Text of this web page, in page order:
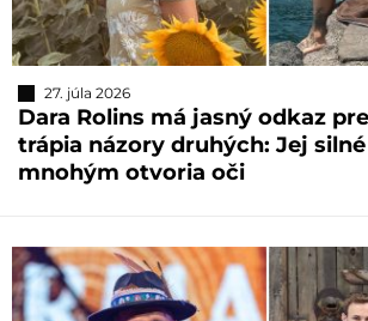
27. júla 2026
Dara Rolins má jasný odkaz
trápia názory druhých: Jej
mnohým otvoria oči